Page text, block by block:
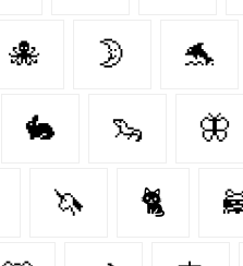
🐙 🌛 🐬
🐇 🦦 🦋
🦄 🐈‍